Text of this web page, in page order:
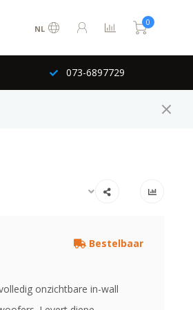
NL
0
073-6897729
Bestelbaar
onzichtbare in-wall